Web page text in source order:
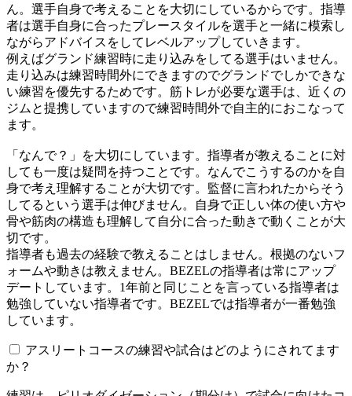
ん。選手自身で考えることを大切にしているからです。指導
者は選手自身に合ったプレースタイルを選手と一緒に模索し
ながらアドバイスをしてレベルアップしていきます。
例えばグランド練習時に走り込みをしてる選手はいません。
走り込みは練習時間外にできますのでグランドでしかできな
い練習を優先するためです。筋トレが必要な選手は、近くの
ジムと提携していますので練習時間外で自主的におこなって
ます。
「なんで？」を大切にしています。指導者が教えることに対
しても一度は疑問を持つことです。なんでこうするのかを自
身で考え理解することが大切です。監督に言われたからそう
してるという選手は伸びません。自身で正しい体の使い方や
骨や筋肉の構造も理解して自分に合った動きで動くことが大
切です。
指導者も過去の経験で教えることはしません。根拠のないフ
ォームや動きは教えません。BEZELの指導者は常にアップ
デートしています。1年前と同じことを言っている指導者は
勉強していない指導者です。BEZELでは指導者が一番勉強
しています。
アスリートコースの練習や試合はどのようにされてます
か？